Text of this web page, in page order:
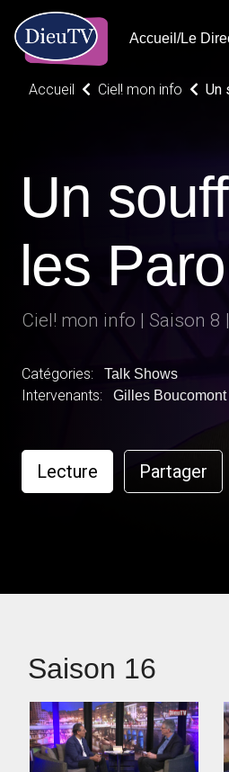
Accueil/Le
Accueil Ciel! mon info Un
Un
les
Ciel! mon info | Saison 8
Catégories: Talk Shows
Intervenants: Gilles Boucomont
Lecture Partager
Saison 16